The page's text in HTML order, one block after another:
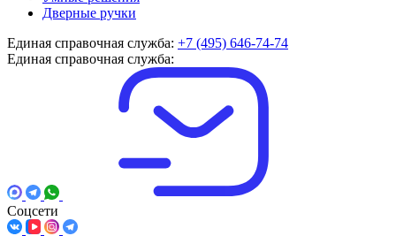
Дверные ручки
Единая справочная служба: +7 (495) 646-74-74
Единая справочная служба:
Соцсети